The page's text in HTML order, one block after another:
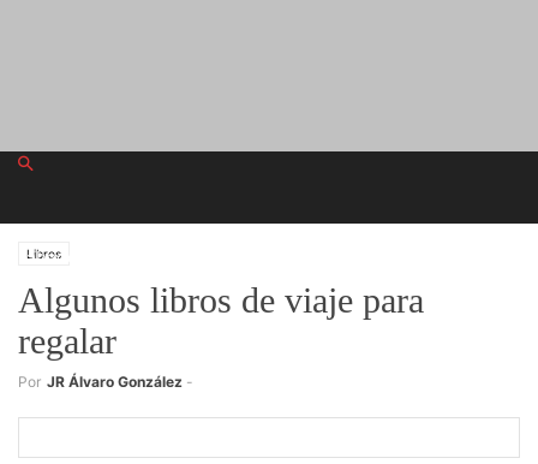
sábado, agosto 8, 2026
Libros
Algunos libros de viaje para
regalar
Por JR Álvaro González -